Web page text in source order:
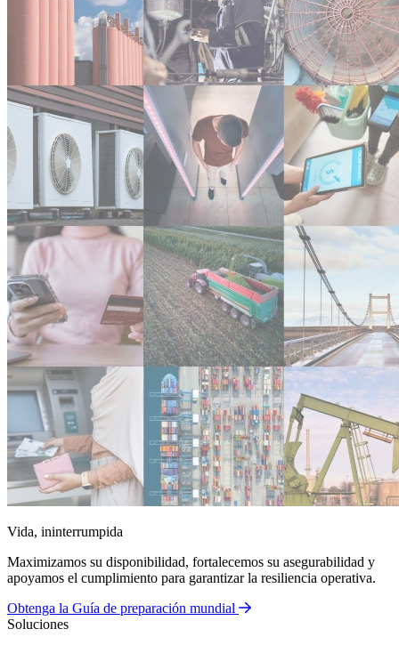
Vida, ininterrumpida
Maximizamos su disponibilidad, fortalecemos su asegurabilidad y
apoyamos el cumplimiento para garantizar la resiliencia operativa.
Obtenga la Guía de preparación mundial
Soluciones